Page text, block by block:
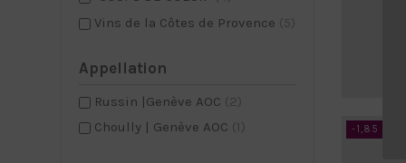
-1,85 CHF
Vins de la Côtes de Provence (5)
Appellation
Russin |Genève AOC (2)
Choully | Genève AOC (1)